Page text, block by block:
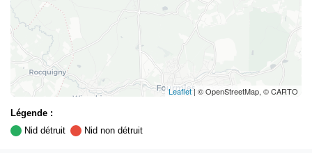
Leaflet| © OpenStreetMap, © CARTO
Légende :
Nid détruit
Nid non détruit